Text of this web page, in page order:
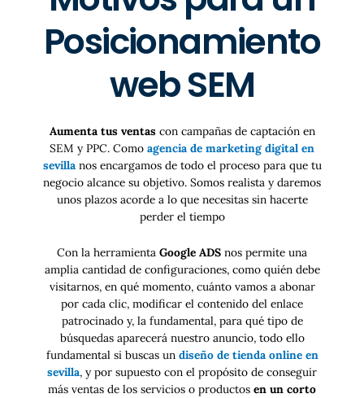
Posicionamiento
web SEM
Aumenta tus ventascon campañas de captación en
SEM y PPC. Como agencia de marketing digital en
sevilla nos encargamos de todo el proceso para que tu
negocio alcance su objetivo. Somos realista y daremos
unos plazos acorde a lo que necesitas sin hacerte
perder el tiempo
Con la herramienta Google ADS nos permite una
amplia cantidad de configuraciones, como quién debe
visitarnos, en qué momento, cuánto vamos a abonar
por cada clic, modificar el contenido del enlace
patrocinado y, la fundamental, para qué tipo de
búsquedas aparecerá nuestro anuncio, todo ello
fundamental si buscas un diseño de tienda online en
sevilla, y por supuesto con el propósito de conseguir
más ventas de los servicios o productos en un corto